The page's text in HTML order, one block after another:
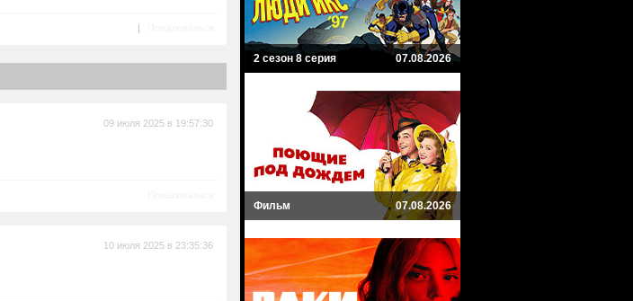
|
09 июля 2025 в 19:57:30
10 июля 2025 в 23:35:36
2 сезон 8 серия 07.08.2026
Фильм 07.08.2026